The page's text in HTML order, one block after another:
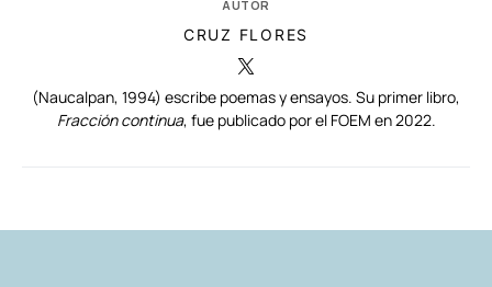
AUTOR
CRUZ FLORES
(Naucalpan, 1994) escribe poemas y ensayos. Su primer libro,
Fracción continua, fue publicado por el FOEM en 2022.